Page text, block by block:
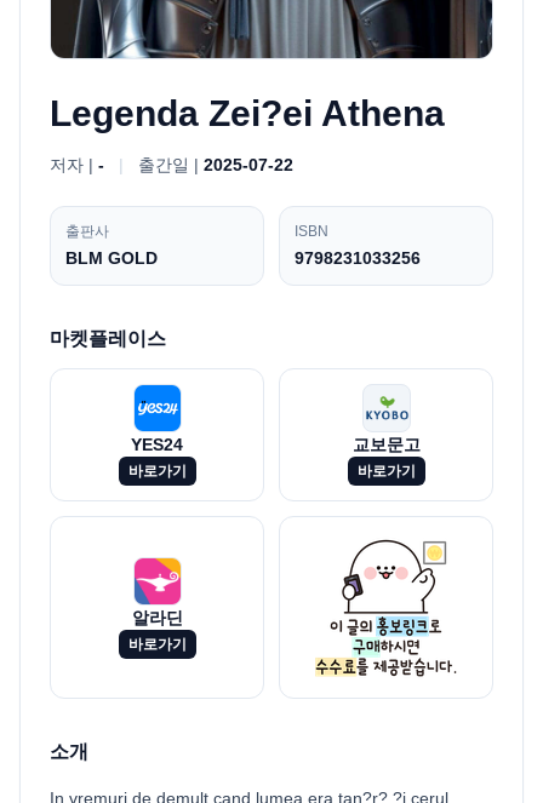
Legenda Zei?ei Athena
저자 | - | 출간일 | 2025-07-22
출판사
BLM GOLD
ISBN
9798231033256
마켓플레이스
YES24
바로가기
교보문고
바로가기
알라딘
바로가기
소개
In vremuri de demult,cand lumea era tan?r? ?i cerul